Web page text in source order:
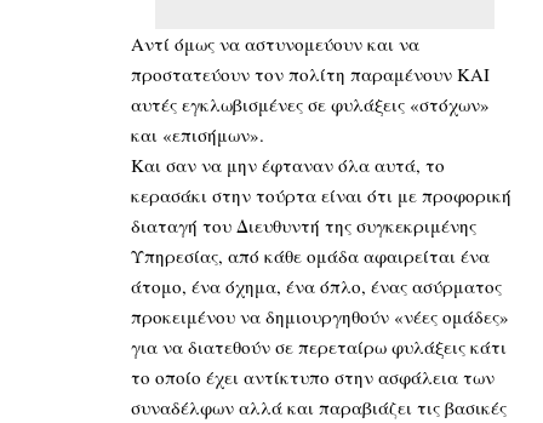
Αντί όμως να αστυνομεύουν και να
προστατεύουν τον πολίτη παραμένουν ΚΑΙ
αυτές εγκλωβισμένες σε φυλάξεις «στόχων»
και «επισήμων».
Και σαν να μην έφταναν όλα αυτά, το
κερασάκι στην τούρτα είναι ότι με προφορική
διαταγή του Διευθυντή της συγκεκριμένης
Υπηρεσίας, από κάθε ομάδα αφαιρείται ένα
άτομο, ένα όχημα, ένα όπλο, ένας ασύρματος
προκειμένου να δημιουργηθούν «νέες ομάδες»
για να διατεθούν σε περεταίρω φυλάξεις κάτι
το οποίο έχει αντίκτυπο στην ασφάλεια των
συναδέλφων αλλά και παραβιάζει τις βασικές